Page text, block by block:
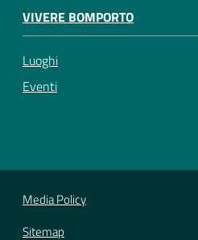
VIVERE BOMPORTO
Luoghi
Eventi
Media Policy
Sitemap